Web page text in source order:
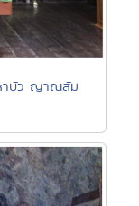
าบัว ญาณสัม